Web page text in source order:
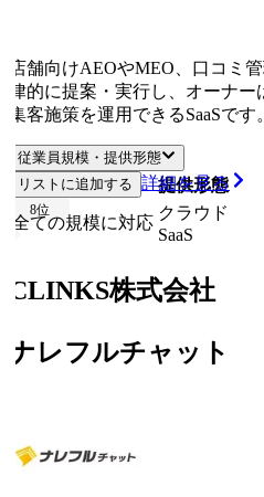
舗向けAEOやMEO、口コミ管
的に提案・実行し、オーナー
客施策を運用できるSaaSです。
従業員規模・提供形態
従業員規模
提供形態
ての規模に対応
クラウド
SaaS
リストに追加する 詳細を見る
位
株式会社
レフルチャット